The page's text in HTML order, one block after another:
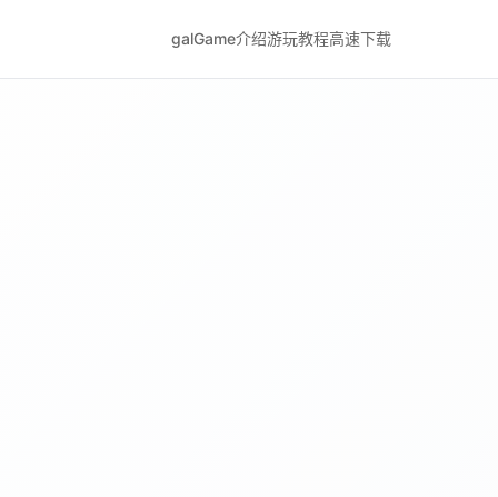
galGame介绍游玩教程高速下载